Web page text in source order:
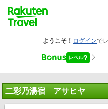
二彩乃湯宿 アサヒヤ